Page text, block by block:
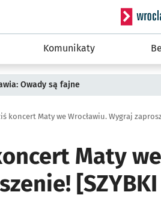
Serwis
Komunikaty
Owady są fajne
koncert Maty we Wrocławiu. Wygraj
Maty
[SZYBKI